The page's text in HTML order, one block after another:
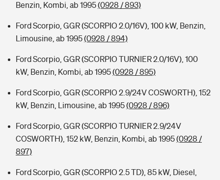
Benzin, Kombi, ab 1995(0928 / 893)
Ford Scorpio, GGR (SCORPIO 2.0/16V), 100 kW, Benzin,
Limousine, ab 1995(0928 / 894)
Ford Scorpio, GGR (SCORPIO TURNIER 2.0/16V), 100
kW, Benzin, Kombi, ab 1995(0928 / 895)
Ford Scorpio, GGR (SCORPIO 2.9/24V COSWORTH), 152
kW, Benzin, Limousine, ab 1995(0928 / 896)
Ford Scorpio, GGR (SCORPIO TURNIER 2.9/24V
COSWORTH), 152 kW, Benzin, Kombi, ab 1995(0928 /
897)
Ford Scorpio, GGR (SCORPIO 2.5 TD), 85 kW, Diesel,